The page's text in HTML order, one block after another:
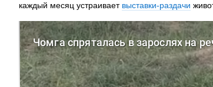
каждый месяц устраивает выставки-раздачи